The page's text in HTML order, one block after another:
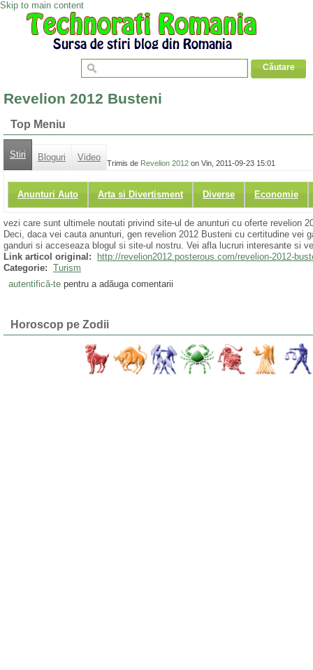
Skip to main content
Revelion 2012 Busteni
Top Meniu
Stiri Bloguri Video
Anunturi Auto Arta si Divertisment Diverse Economie
Trimis de Revelion 2012 on Vin, 2011-09-23 15:01
vezi care sunt ultimele noutati privind site-ul de anunturi cu oferte revelion
Deci, daca vei cauta anunturi, gen revelion 2012 Busteni cu certitudine vei
ganduri si acceseaza blogul si site-ul nostru. Vei afla lucruri interesante si
Link articol original:
http://revelion2012.posterous.com/revelion-2012-
Categorie: Turism
autentifică-tepentru a adăuga comentarii
Horoscop pe Zodii